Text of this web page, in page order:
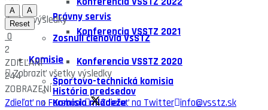
Právny servis
Zosnulí členovia VsSTZ
Komisie
Športovo-technická komisia
Komisia mládeže
Konferencia VSSTZ 2021
Konferencia VSSTZ 2020
História predsedov
Žiadne výsledky
Zobraziť všetky výsledky
A
A
Reset
0
2
ZDIEĽANÍ
244
ZOBRAZENÍ
Zdieľať na Facebook
Zdieľať na Twitter info@vsstz.sk